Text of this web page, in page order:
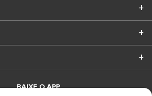
BAIXE O APP